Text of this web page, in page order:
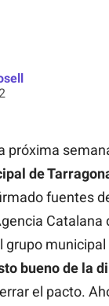
próxima
de
fuentes
Catalana
grupo
bueno de la
el pacto.